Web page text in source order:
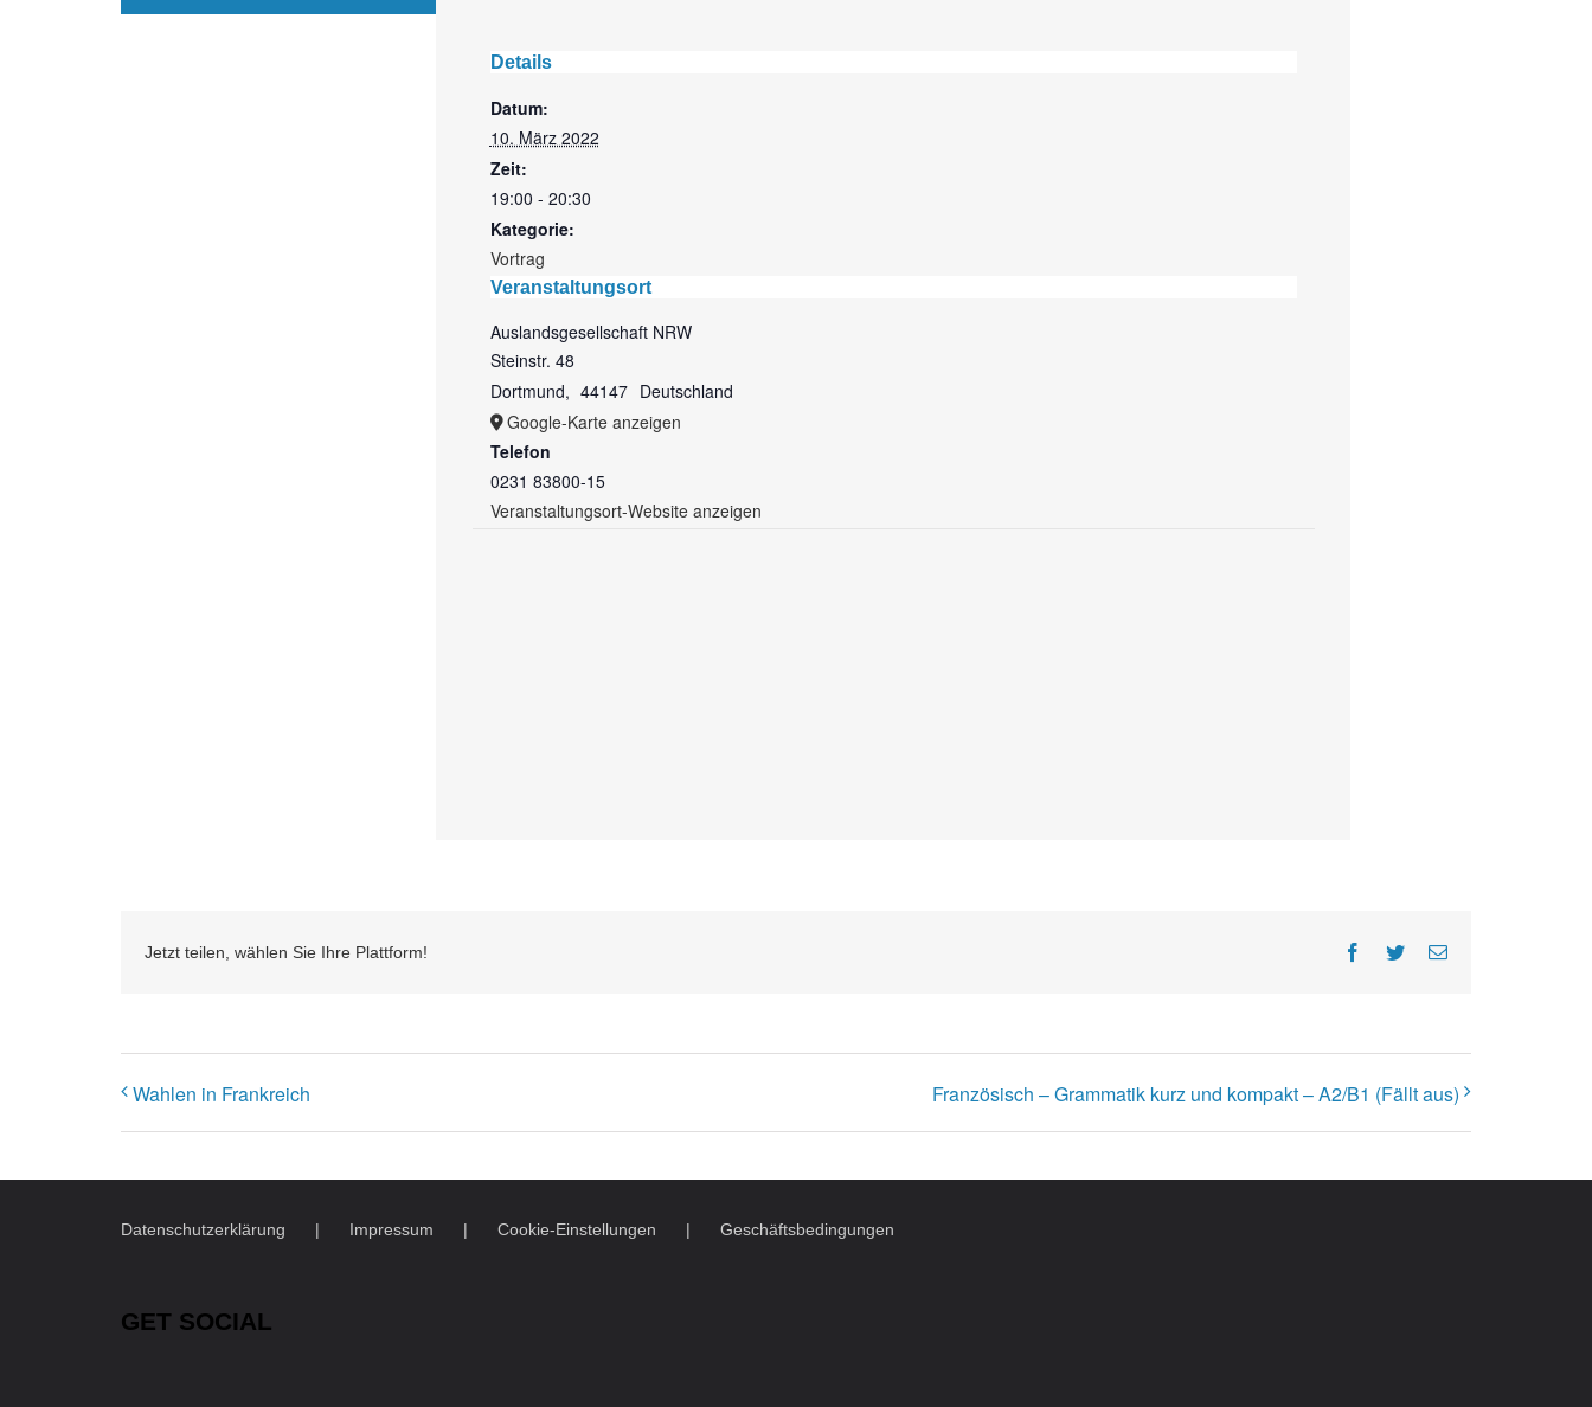
Details
Datum:
10. März 2022
Zeit:
19:00 - 20:30
Kategorie:
Vortrag
Veranstaltungsort
Auslandsgesellschaft NRW
Steinstr. 48
Dortmund, 44147 Deutschland
Google-Karte anzeigen
Telefon
0231 83800-15
Veranstaltungsort-Website anzeigen
Jetzt teilen, wählen Sie Ihre Plattform! Facebook
TwitterE-
Wahlen in Frankreich Französisch – Grammatik kurz und kompakt – A2/B1 (Fällt aus)
Datenschutzerklärung Impressum Cookie-Einstellungen Geschäftsbedingungen
GET SOCIAL